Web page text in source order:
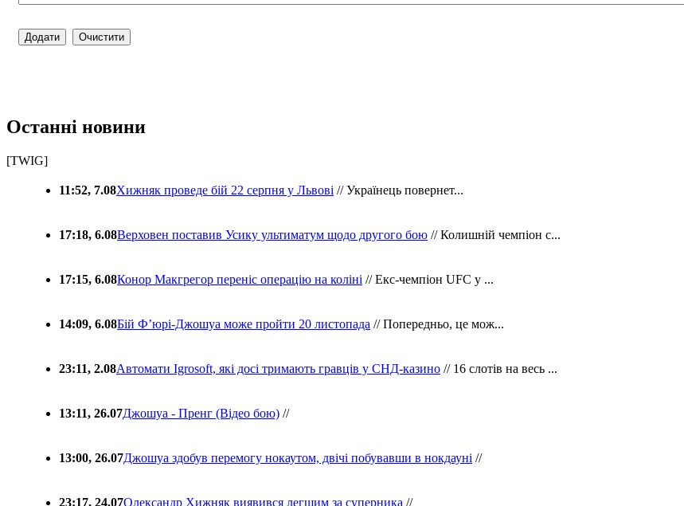
Останні новини
[TWIG]
11:52, 7.08Хижняк проведе бій 22 серпня у Львові // Українець повернет...
17:18, 6.08Верховен поставив Усику ультиматум щодо другого бою // Колишній чемпіон с...
17:15, 6.08Конор Макгрегор переніс операцію на коліні // Екс-чемпіон UFC у ...
14:09, 6.08Бій Ф’юрі-Джошуа може пройти 20 листопада // Попередньо, це мож...
23:11, 2.08Автомати Igrosoft, які досі тримають гравців у СНД-казино // 16 слотів на весь ...
13:11, 26.07Джошуа - Пренг (Відео бою) //
13:00, 26.07Джошуа здобув перемогу нокаутом, двічі побувавши в нокдауні //
23:17, 24.07Олександр Хижняк виявився легшим за суперника //